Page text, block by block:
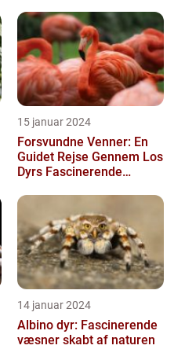
sig det hårde o...
15 januar 2024
Forsvundne Venner: En
Guidet Rejse Gennem Los
Dyrs Fascinerende
14 januar 2024
Albino dyr: Fascinerende
væsner skabt af naturen